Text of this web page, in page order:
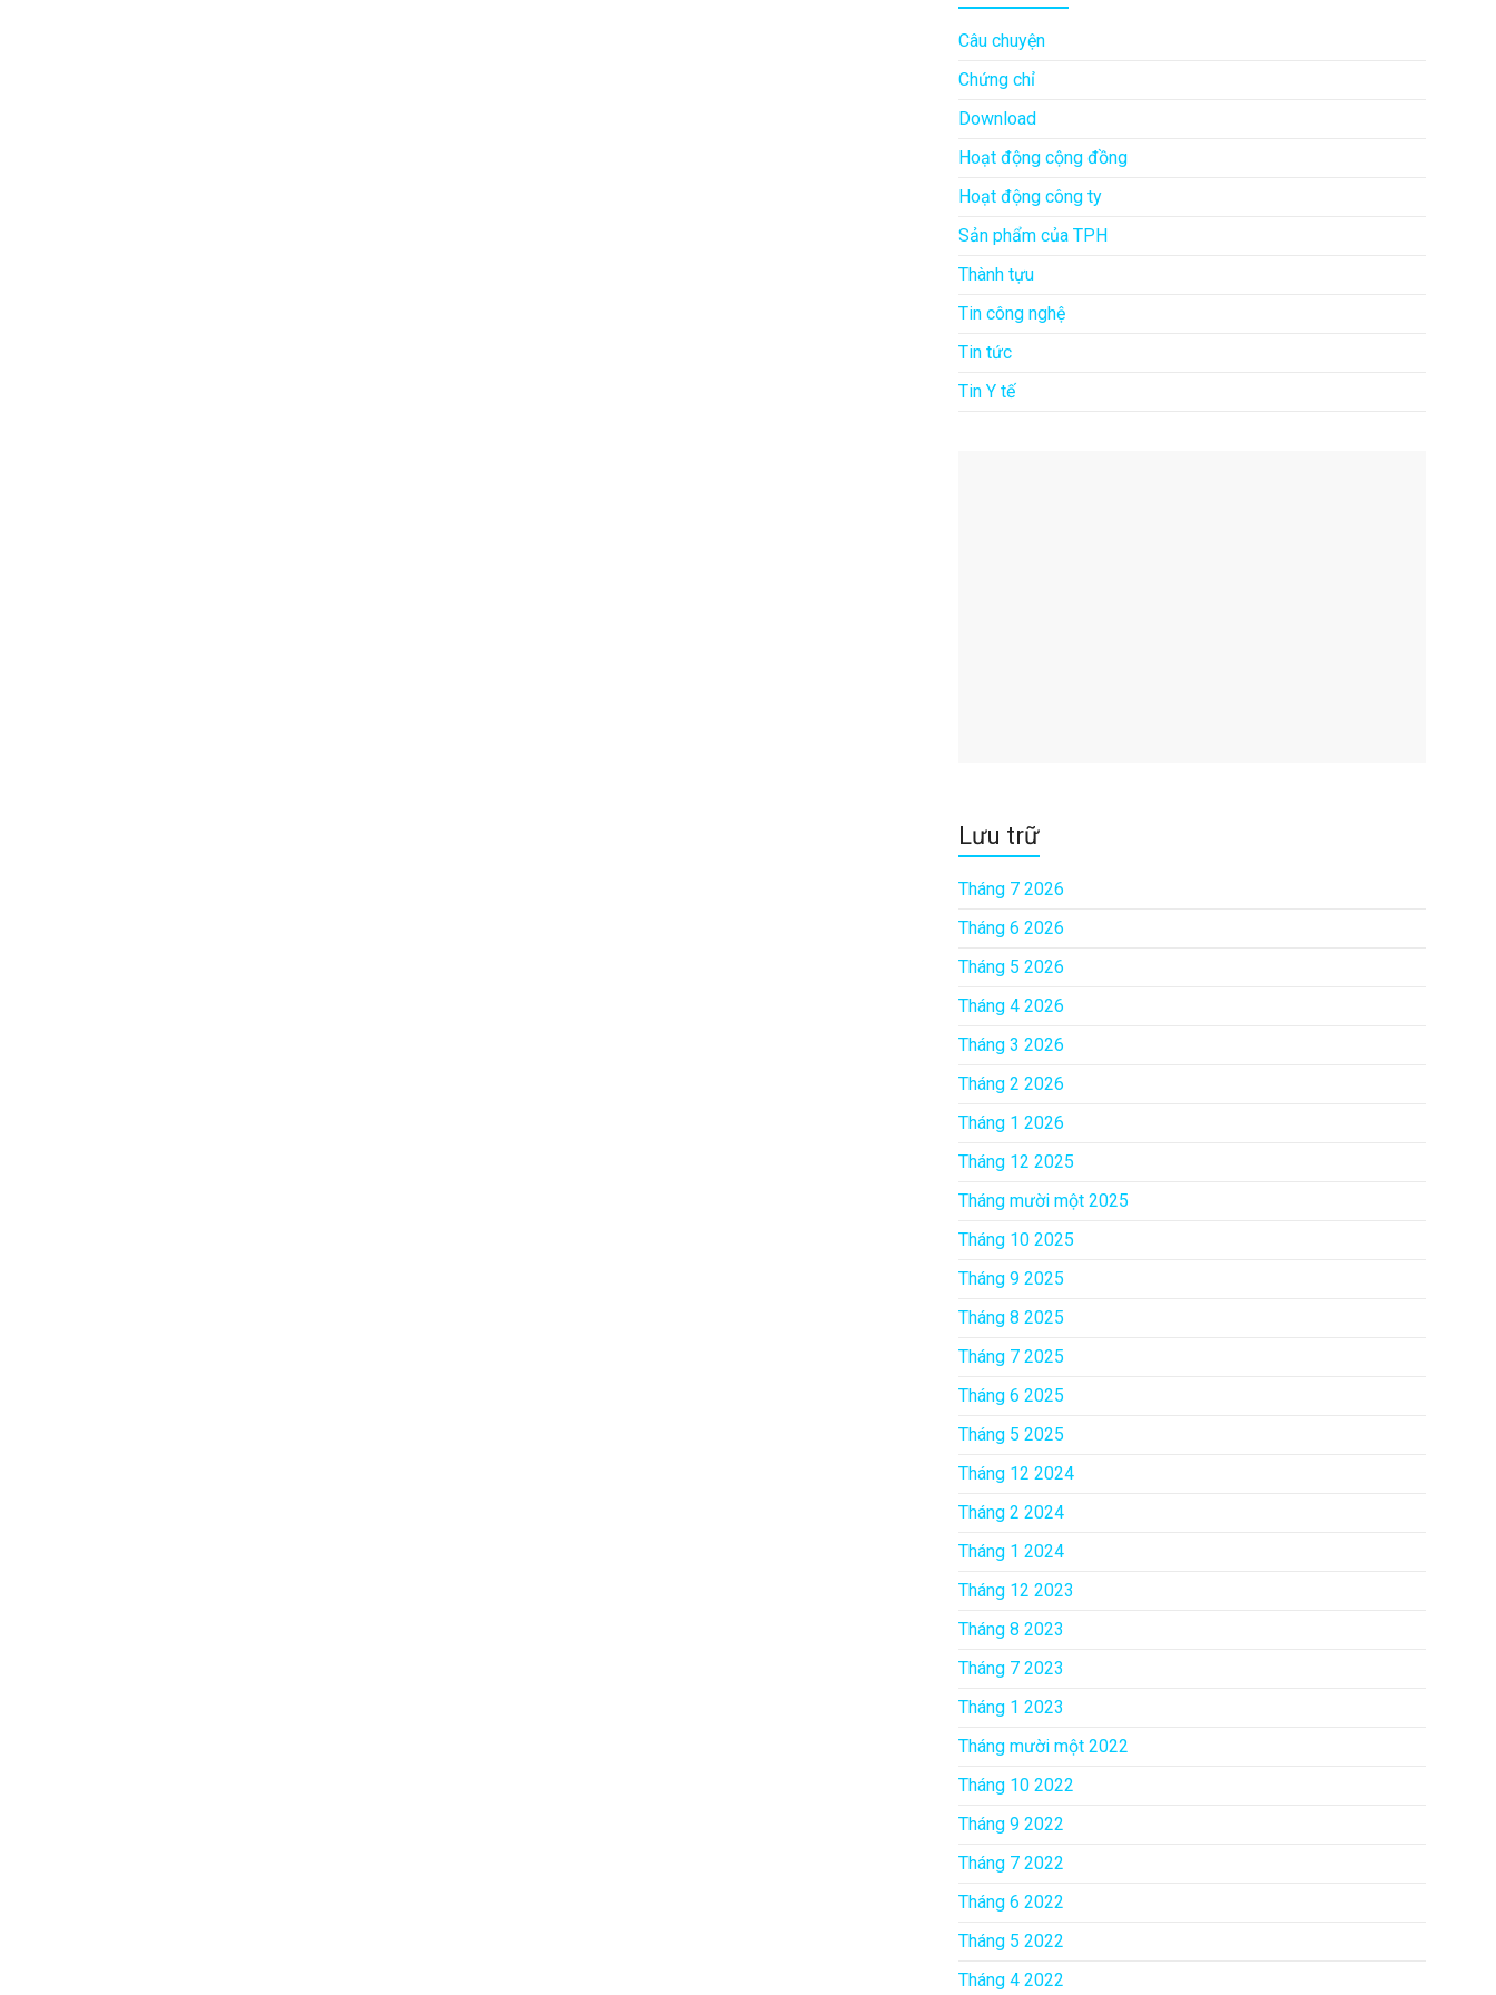
Câu chuyện
Chứng chỉ
Download
Hoạt động cộng đồng
Hoạt động công ty
Sản phẩm của TPH
Thành tựu
Tin công nghệ
Tin tức
Tin Y tế
Lưu trữ
Tháng 7 2026
Tháng 6 2026
Tháng 5 2026
Tháng 4 2026
Tháng 3 2026
Tháng 2 2026
Tháng 1 2026
Tháng 12 2025
Tháng mười một 2025
Tháng 10 2025
Tháng 9 2025
Tháng 8 2025
Tháng 7 2025
Tháng 6 2025
Tháng 5 2025
Tháng 12 2024
Tháng 2 2024
Tháng 1 2024
Tháng 12 2023
Tháng 8 2023
Tháng 7 2023
Tháng 1 2023
Tháng mười một 2022
Tháng 10 2022
Tháng 9 2022
Tháng 7 2022
Tháng 6 2022
Tháng 5 2022
Tháng 4 2022